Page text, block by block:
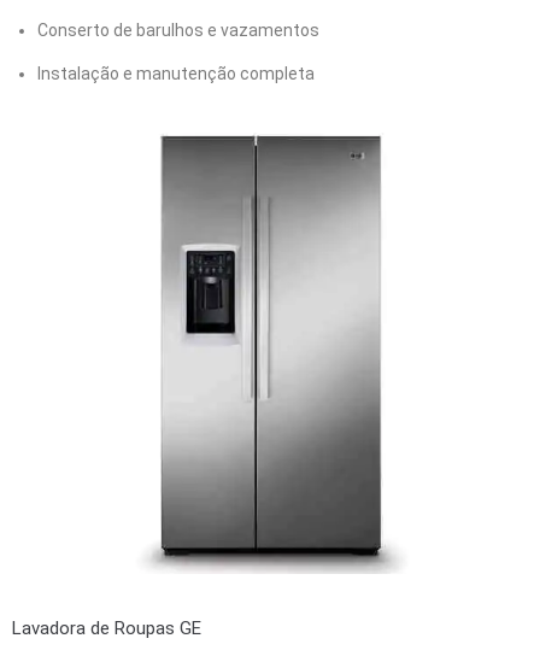
Conserto de barulhos e vazamentos
Instalação e manutenção completa
Lavadora de Roupas GE